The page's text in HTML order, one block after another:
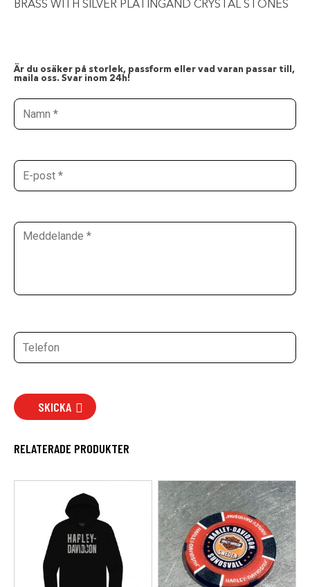
BRASS WITH SILVER PLATINGAND CRYSTAL STONES
Är du osäker på storlek, passform eller vad varan passar till,
maila oss. Svar inom 24h!
SKICKA
RELATERADE PRODUKTER
produkten
varianter.
alternativen